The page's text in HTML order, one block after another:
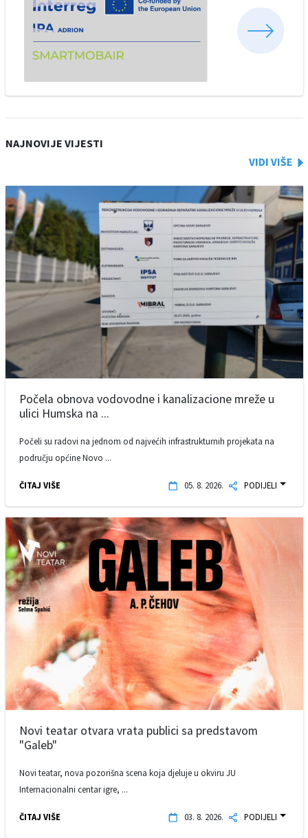
NAJNOVIJE VIJESTI
Počela obnova vodovodne i kanalizacione mreže u
ulici Humska na ...
Počeli su radovi na jednom od najvećih infrastrukturnih projekata na
području općine Novo ...
ČITAJ VIŠE 05. 8. 2026. PODIJELI
Novi teatar otvara vrata publici sa predstavom
"Galeb"
Novi teatar, nova pozorišna scena koja djeluje u okviru JU
Internacionalni centar igre, ...
ČITAJ VIŠE 03. 8. 2026. PODIJELI